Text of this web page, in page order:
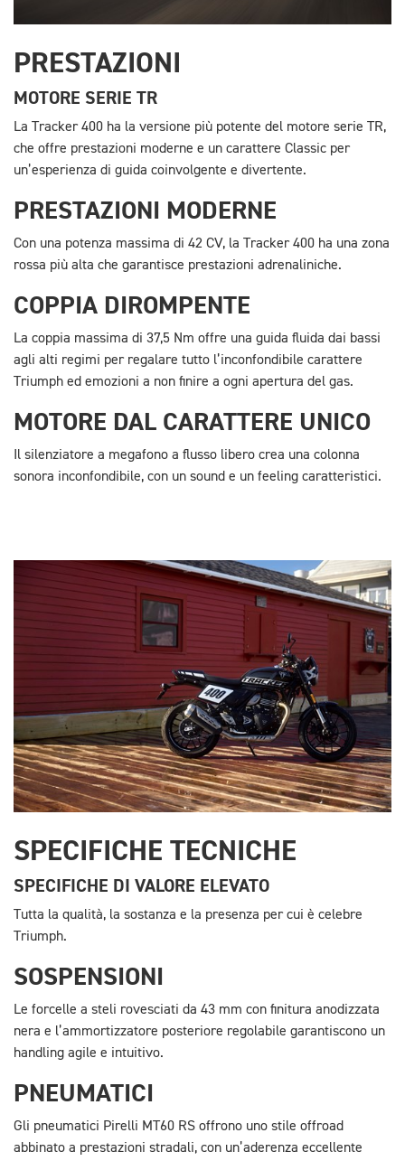
PRESTAZIONI
MOTORE SERIE TR
La Tracker 400 ha la versione più potente del motore serie TR,
che offre prestazioni moderne e un carattere Classic per
un’esperienza di guida coinvolgente e divertente.
PRESTAZIONI MODERNE
Con una potenza massima di 42 CV, la Tracker 400 ha una zona
rossa più alta che garantisce prestazioni adrenaliniche.
COPPIA DIROMPENTE
La coppia massima di 37,5 Nm offre una guida fluida dai bassi
agli alti regimi per regalare tutto l’inconfondibile carattere
Triumph ed emozioni a non finire a ogni apertura del gas.
MOTORE DAL CARATTERE UNICO
Il silenziatore a megafono a flusso libero crea una colonna
sonora inconfondibile, con un sound e un feeling caratteristici.
SPECIFICHE TECNICHE
SPECIFICHE DI VALORE ELEVATO
Tutta la qualità, la sostanza e la presenza per cui è celebre
Triumph.
SOSPENSIONI
Le forcelle a steli rovesciati da 43 mm con finitura anodizzata
nera e l’ammortizzatore posteriore regolabile garantiscono un
handling agile e intuitivo.
PNEUMATICI
Gli pneumatici Pirelli MT60 RS offrono uno stile offroad
abbinato a prestazioni stradali, con un’aderenza eccellente